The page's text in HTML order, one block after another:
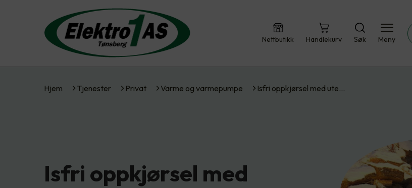
Nettbutikk Handlekurv Søk Meny
Hjem Tjenester Privat Varme og varmepumpe Isfri oppkjørsel med ute…
Isfri oppkjørsel med